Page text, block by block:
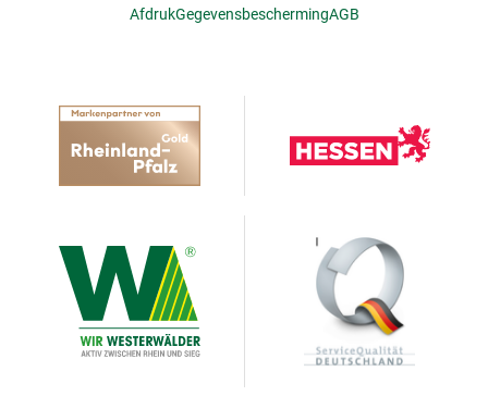
AfdrukGegevensbeschermingAGB